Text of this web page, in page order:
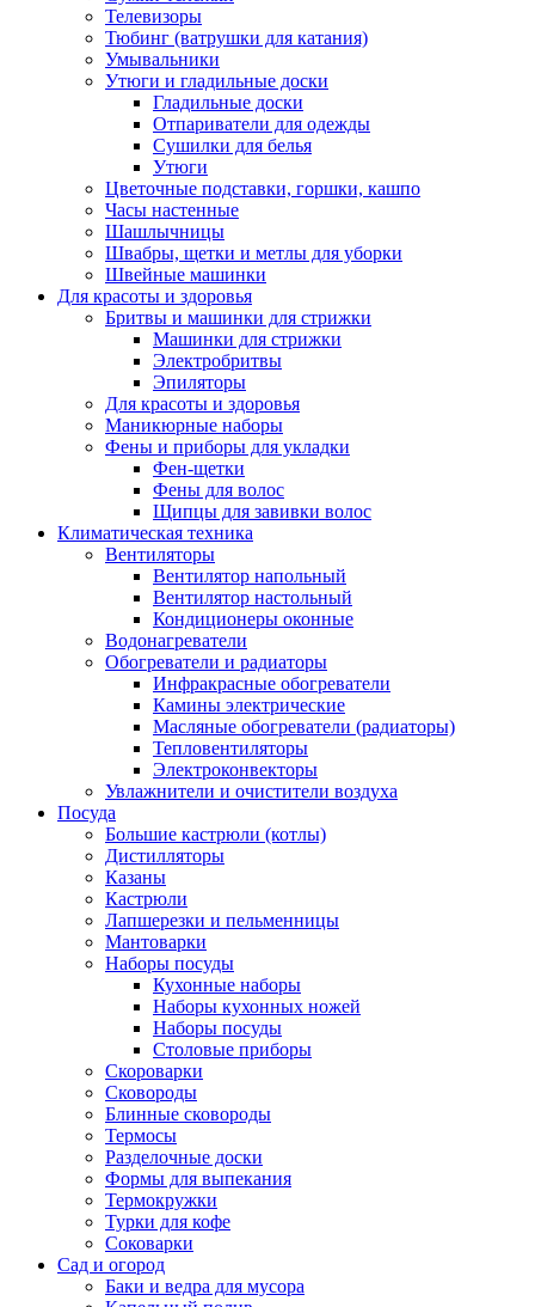
Телевизоры
Тюбинг (ватрушки для катания)
Умывальники
Утюги и гладильные доски
Гладильные доски
Отпариватели для одежды
Сушилки для белья
Утюги
Цветочные подставки, горшки, кашпо
Часы настенные
Шашлычницы
Швабры, щетки и метлы для уборки
Швейные машинки
Для красоты и здоровья
Бритвы и машинки для стрижки
Машинки для стрижки
Электробритвы
Эпиляторы
Для красоты и здоровья
Маникюрные наборы
Фены и приборы для укладки
Фен-щетки
Фены для волос
Щипцы для завивки волос
Климатическая техника
Вентиляторы
Вентилятор напольный
Вентилятор настольный
Кондиционеры оконные
Водонагреватели
Обогреватели и радиаторы
Инфракрасные обогреватели
Камины электрические
Масляные обогреватели (радиаторы)
Тепловентиляторы
Электроконвекторы
Увлажнители и очистители воздуха
Посуда
Большие кастрюли (котлы)
Дистилляторы
Казаны
Кастрюли
Лапшерезки и пельменницы
Мантоварки
Наборы посуды
Кухонные наборы
Наборы кухонных ножей
Наборы посуды
Столовые приборы
Скороварки
Сковороды
Блинные сковороды
Термосы
Разделочные доски
Формы для выпекания
Термокружки
Турки для кофе
Соковарки
Сад и огород
Баки и ведра для мусора